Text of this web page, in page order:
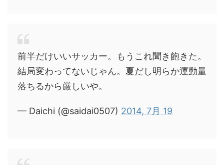
前半だけいいサッカー。もうこれ聞き飽きた。
結局変わってないじゃん。夏だし明らか運動量
落ちるから厳しいや。
— Daichi (@saidai0507) 2014, 7月 19